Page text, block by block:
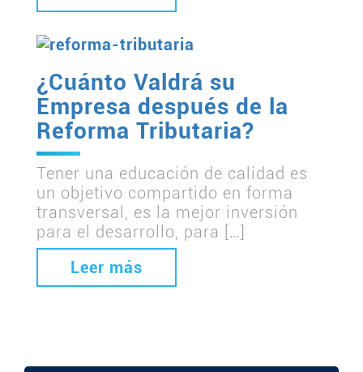
¿Cuánto Valdrá su
Empresa después de la
Reforma Tributaria?
Tener una educación de calidad es
un objetivo compartido en forma
transversal, es la mejor inversión
para el desarrollo, para […]
Leer más